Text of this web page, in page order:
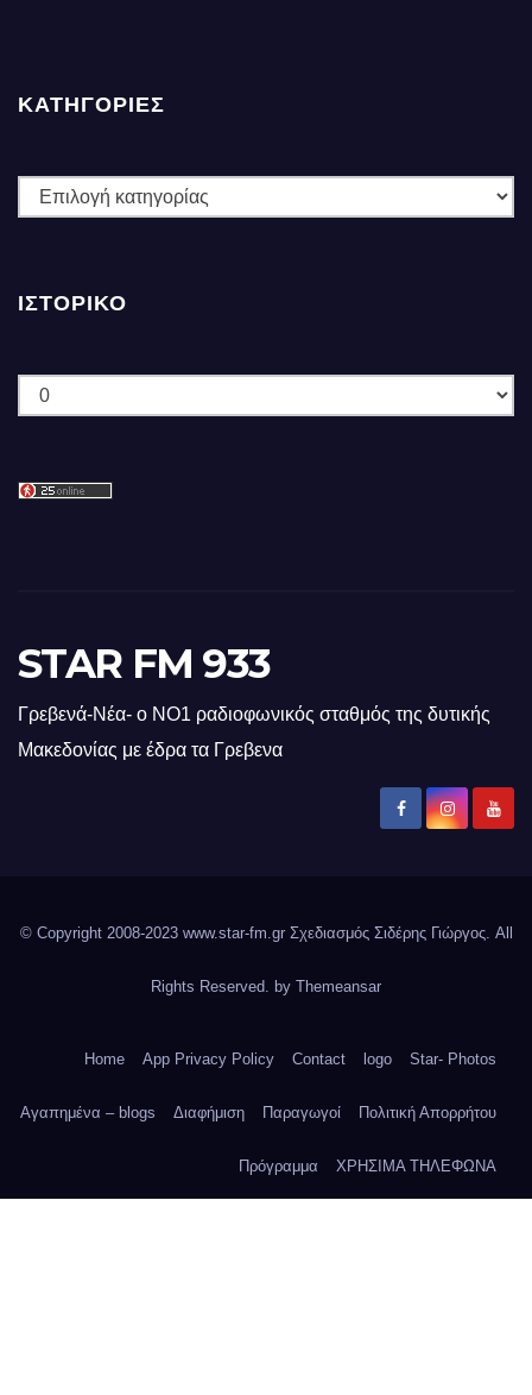
ΚΑΤΗΓΟΡΙΕΣ
ΚΑΤΗΓΟΡΙΕΣ
ΙΣΤΟΡΙΚΌ
Ιστορικό
STAR FM 933
Γρεβενά-Νέα- ο ΝΟ1 ραδιοφωνικός σταθμός της δυτικής
Μακεδονίας με έδρα τα Γρεβενα
© Copyright 2008-2023 www.star-fm.gr Σχεδιασμός Σιδέρης Γιώργος. All
Rights Reserved. by Themeansar
Home App Privacy Policy Contact logo Star- Photos
Αγαπημένα – blogs Διαφήμιση Παραγωγοί Πολιτική Απορρήτου
Πρόγραμμα ΧΡΗΣΙΜΑ ΤΗΛΕΦΩΝΑ